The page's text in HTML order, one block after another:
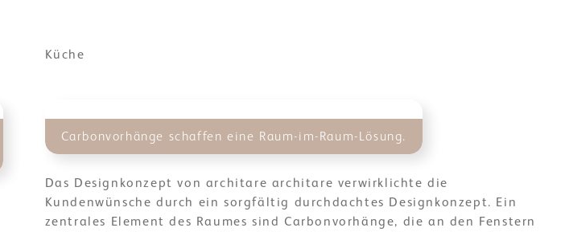
Küche
Carbonvorhänge schaffen eine Raum-im-Raum-Lösung.
Das Designkonzept von architare architare verwirklichte die
Kundenwünsche durch ein sorgfältig durchdachtes Designkonzept. Ein
zentrales Element des Raumes sind Carbonvorhänge, die an den Fenstern